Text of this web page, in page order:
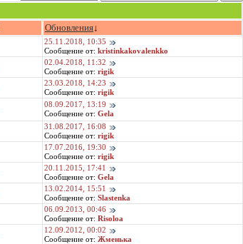
Обновления↓
25.11.2018, 10:35
Сообщение от: kristinkakovalenkko
02.04.2018, 11:32
Сообщение от: rigik
23.03.2018, 14:23
Сообщение от: rigik
08.09.2017, 13:19
Сообщение от: Gela
31.08.2017, 16:08
Сообщение от: rigik
17.07.2016, 19:30
Сообщение от: rigik
20.11.2015, 17:41
Сообщение от: Gela
13.02.2014, 15:51
Сообщение от: Slastenka
06.09.2013, 00:46
Сообщение от: Risoloa
12.09.2012, 00:02
Сообщение от: Жменька